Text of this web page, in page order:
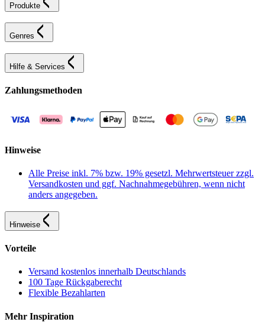
Produkte
Genres
Hilfe & Services
Zahlungsmethoden
Hinweise
Alle Preise inkl. 7% bzw. 19% gesetzl. Mehrwertsteuer zzgl.
Versandkosten und ggf. Nachnahmegebühren, wenn nicht
anders angegeben.
Hinweise
Vorteile
Versand kostenlos innerhalb Deutschlands
100 Tage Rückgaberecht
Flexible Bezahlarten
Mehr Inspiration